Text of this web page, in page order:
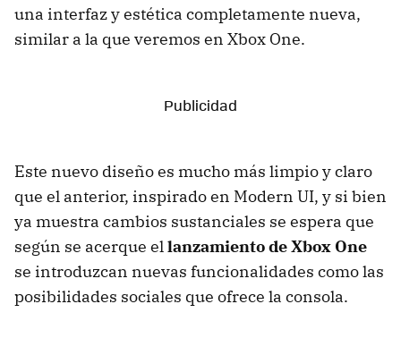
una interfaz y estética completamente nueva,
similar a la que veremos en Xbox One.
Este nuevo diseño es mucho más limpio y claro
que el anterior, inspirado en Modern UI, y si bien
ya muestra cambios sustanciales se espera que
según se acerque el lanzamiento de Xbox One
se introduzcan nuevas funcionalidades como las
posibilidades sociales que ofrece la consola.